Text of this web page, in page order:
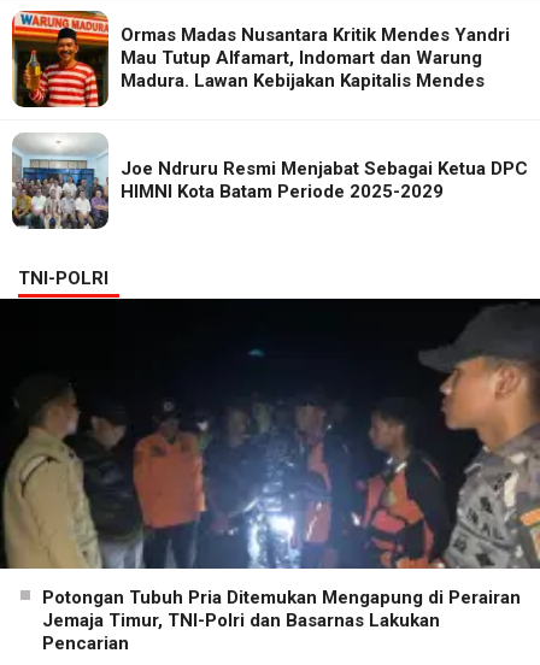
Ormas Madas Nusantara Kritik Mendes Yandri
Mau Tutup Alfamart, Indomart dan Warung
Madura. Lawan Kebijakan Kapitalis Mendes
Joe Ndruru Resmi Menjabat Sebagai Ketua DPC
HIMNI Kota Batam Periode 2025-2029
TNI-POLRI
Potongan Tubuh Pria Ditemukan Mengapung di Perairan
Jemaja Timur, TNI-Polri dan Basarnas Lakukan
Pencarian